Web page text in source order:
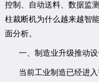
控制、自动送料、数据监
柱裁断机为什么越来越智
面分析。
一、制造业升级推动
当前工业制造已经进